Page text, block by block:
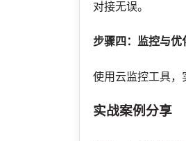
对接无误。
步骤四：监控与优
使用云监控工具，
实战案例分享